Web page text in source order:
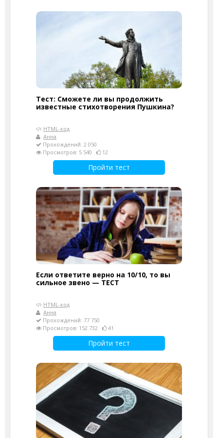
Тест: Сможете ли вы продолжить
известные стихотворения Пушкина?
HTML-код
Анна
Прохождений: 2 050
Просмотров: 5 540
12
Пройти тест
Если ответите верно на 10/10, то вы
сильное звено — ТЕСТ
HTML-код
Анна
Прохождений: 77 750
Просмотров: 152 732
41
Пройти тест